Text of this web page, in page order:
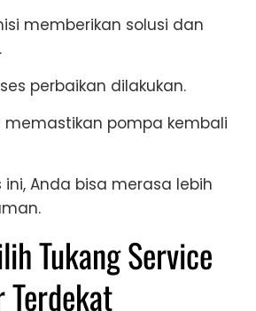
memberikan solusi dan
perbaikan dilakukan.
memastikan pompa kembali
ini, Anda bisa merasa lebih
Tukang Service
Terdekat